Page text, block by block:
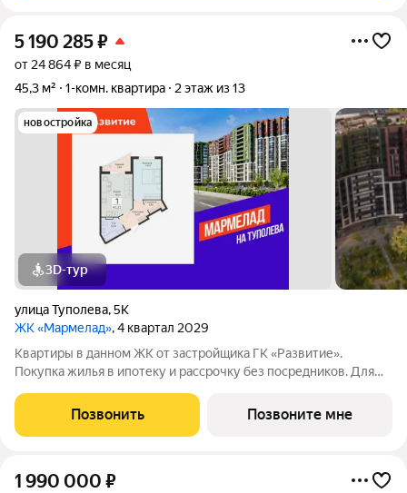
5 190 285₽
от 24 864 ₽ в месяц
45,3 м²
1-комн. квартира 2 этаж из 13
новостройка
3D-тур
улица Туполева,5К
ЖК «Мармелад», 4 квартал 2029
Квартиры в данном ЖК от застройщика ГК «Развитие».
Покупка жилья в ипотеку и рассрочку без посредников. Для
обращайтесь в отдел продаж застройщика.
Позвонить Позвоните мне
1 990 000 ₽